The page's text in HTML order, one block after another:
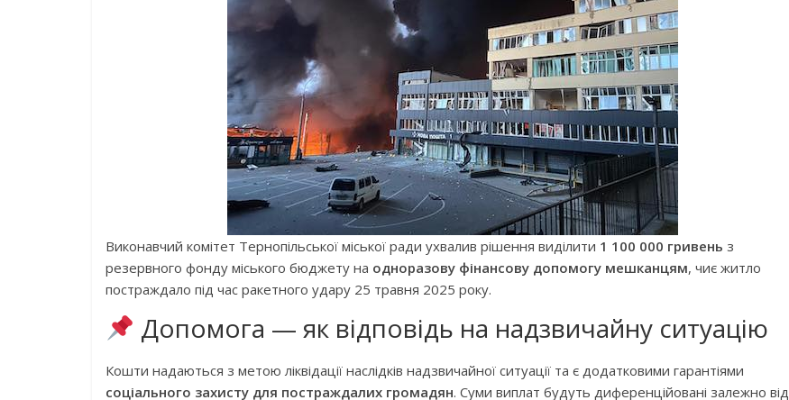
Виконавчий комітет Тернопільської міської ради ухвалив рішення виділити 1 100 000 гривень з
резервного фонду міського бюджету на одноразову фінансову допомогу мешканцям, чиє житло
постраждало під час ракетного удару 25 травня 2025 року.
Допомога — як відповідь на надзвичайну ситуацію
Кошти надаються з метою ліквідації наслідків надзвичайної ситуації та є додатковими гарантіями
соціального захисту для постраждалих громадян. Суми виплат будуть диференційовані залежно від